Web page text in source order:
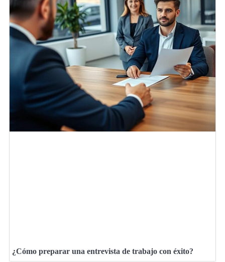
¿Cómo preparar una entrevista de trabajo con éxito?